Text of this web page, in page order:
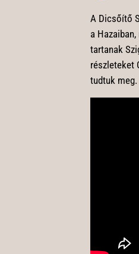
A Dicsőítő
a
tartanak
részleteket
tudtuk meg.